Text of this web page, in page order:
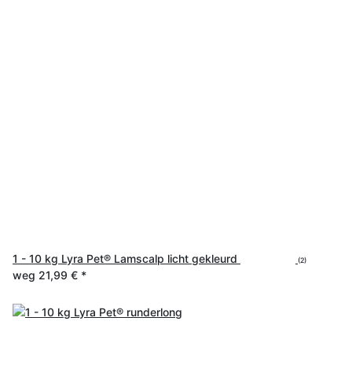
1 - 10 kg Lyra Pet® Lamscalp licht gekleurd (2)
weg 21,99 € *